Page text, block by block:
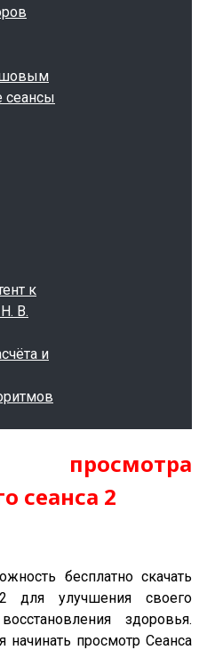
сеансы
к
В.
и
сеанса 2
бесплатно скачать
для улучшения своего
здоровья.
начинать просмотр Сеанса